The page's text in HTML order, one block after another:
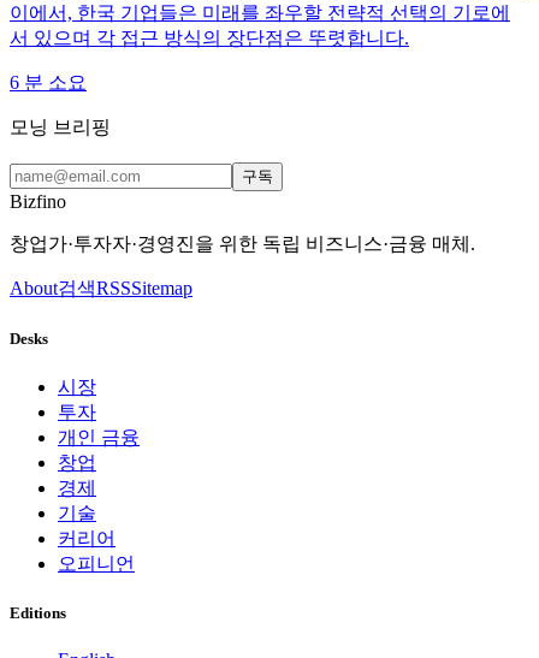
이에서, 한국 기업들은 미래를 좌우할 전략적 선택의 기로에
서 있으며 각 접근 방식의 장단점은 뚜렷합니다.
6 분 소요
모닝 브리핑
구독
Bizfino
창업가·투자자·경영진을 위한 독립 비즈니스·금융 매체.
About검색RSSSitemap
Desks
시장
투자
개인 금융
창업
경제
기술
커리어
오피니언
Editions